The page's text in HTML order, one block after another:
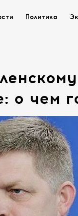
Политика
о чем